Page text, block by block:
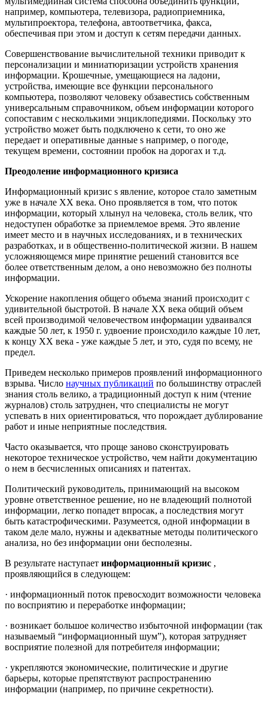
например, компьютера, телевизора, радиоприемника,
мультипроектора, телефона, автоответчика, факса,
обеспечивая при этом и доступ к сетям передачи данных.
Совершенствование вычислительной техники приводит к
персонализации и миниатюризации устройств хранения
информации. Крошечные, умещающиеся на ладони,
устройства, имеющие все функции персонального
компьютера, позволяют человеку обзавестись собственным
универсальным справочником, объем информации которого
сопоставим с несколькими энциклопедиями. Поскольку это
устройство может быть подключено к сети, то оно же
передает и оперативные данные ѕ например, о погоде,
текущем времени, состоянии пробок на дорогах и т.д.
Преодоление информационного кризиса
Информационный кризис ѕ явление, которое стало заметным
уже в начале ХХ века. Оно проявляется в том, что поток
информации, который хлынул на человека, столь велик, что
недоступен обработке за приемлемое время. Это явление
имеет место и в научных исследованиях, и в технических
разработках, и в общественно-политической жизни. В нашем
усложняющемся мире принятие решений становится все
более ответственным делом, а оно невозможно без полноты
информации.
Ускорение накопления общего объема знаний происходит с
удивительной быстротой. В начале ХХ века общий объем
всей производимой человечеством информации удваивался
каждые 50 лет, к 1950 г. удвоение происходило каждые 10 лет,
к концу XX века - уже каждые 5 лет, и это, судя по всему, не
предел.
Приведем несколько примеров проявлений информационного
взрыва. Число научных публикаций по большинству отраслей
знания столь велико, а традиционный доступ к ним (чтение
журналов) столь затруднен, что специалисты не могут
успевать в них ориентироваться, что порождает дублирование
работ и иные неприятные последствия.
Часто оказывается, что проще заново сконструировать
некоторое техническое устройство, чем найти документацию
о нем в бесчисленных описаниях и патентах.
Политический руководитель, принимающий на высоком
уровне ответственное решение, но не владеющий полнотой
информации, легко попадет впросак, а последствия могут
быть катастрофическими. Разумеется, одной информации в
таком деле мало, нужны и адекватные методы политического
анализа, но без информации они бесполезны.
В результате наступает информационный кризис ,
проявляющийся в следующем:
· информационный поток превосходит возможности человека
по восприятию и переработке информации;
· возникает большое количество избыточной информации (так
называемый “информационный шум”), которая затрудняет
восприятие полезной для потребителя информации;
· укрепляются экономические, политические и другие
барьеры, которые препятствуют распространению
информации (например, по причине секретности).